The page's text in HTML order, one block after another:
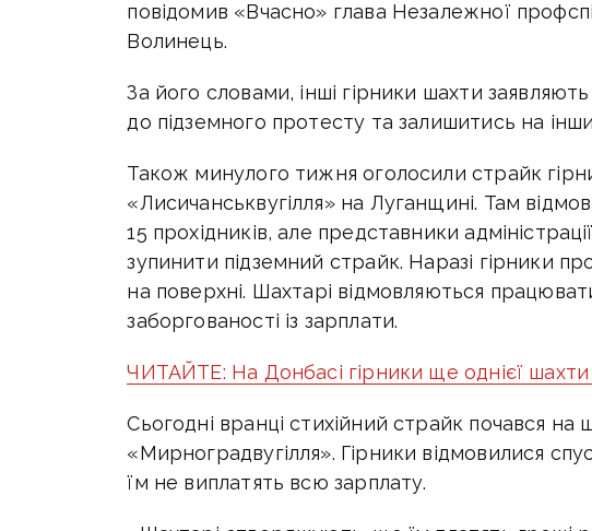
повідомив «Вчасно» глава Незалежної
Волинець.
За його словами, інші гірники шахти
до підземного протесту та залишитись на
Також минулого тижня оголосили страйк
«Лисичанськвугілля» на Луганщині. Там
15 прохідників, але представники
зупинити підземний страйк. Наразі гірники
на поверхні. Шахтарі відмовляються
заборгованості із зарплати.
ЧИТАЙТЕ: На Донбасі гірники ще однієї
Сьогодні вранці стихійний страйк почався
«Мирноградвугілля». Гірники відмовилися
їм не виплатять всю зарплату.